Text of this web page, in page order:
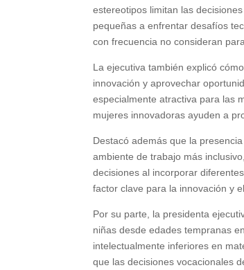
estereotipos limitan las
pequeñas a enfrentar desafíos
con frecuencia no consideran
La ejecutiva también explicó
innovación y aprovechar
especialmente atractiva para las
mujeres innovadoras ayuden a
Destacó además que la
ambiente de trabajo más
decisiones al incorporar
factor clave para la innovación y
Por su parte, la presidenta
niñas desde edades tempranas
intelectualmente inferiores en
que las decisiones vocacionales